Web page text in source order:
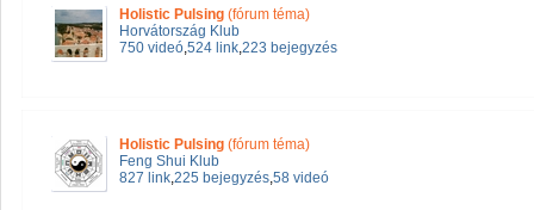
Holistic Pulsing (fórum téma)
Horvátország Klub
750 videó,524 link,223 bejegyzés
Holistic Pulsing (fórum téma)
Feng Shui Klub
827 link,225 bejegyzés,58 videó